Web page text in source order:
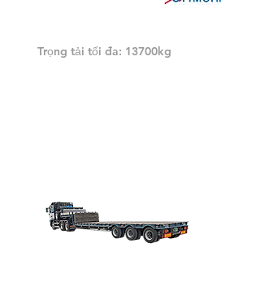
Trọng tải tối đa: 13700kg